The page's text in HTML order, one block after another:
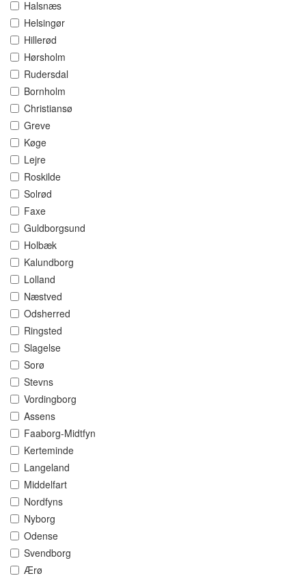
Halsnæs
Helsingør
Hillerød
Hørsholm
Rudersdal
Bornholm
Christiansø
Greve
Køge
Lejre
Roskilde
Solrød
Faxe
Guldborgsund
Holbæk
Kalundborg
Lolland
Næstved
Odsherred
Ringsted
Slagelse
Sorø
Stevns
Vordingborg
Assens
Faaborg-Midtfyn
Kerteminde
Langeland
Middelfart
Nordfyns
Nyborg
Odense
Svendborg
Ærø